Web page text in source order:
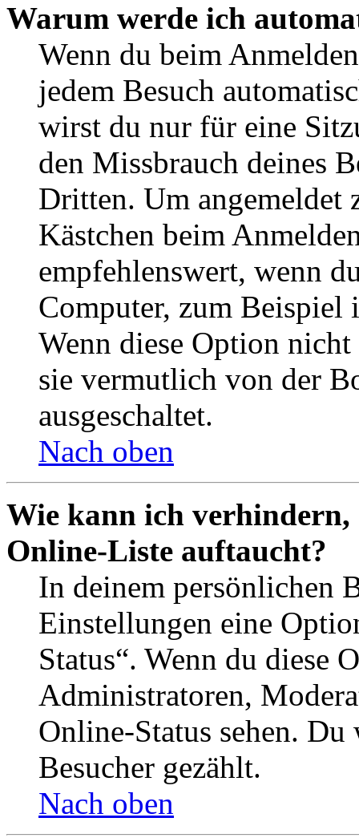
Warum werde ich
Wenn du beim
jedem Besuch
wirst du nur für eine
den Missbrauch deines
Dritten. Um angemeldet
Kästchen beim
empfehlenswert, wenn
Computer, zum Beispiel
Wenn diese Option
sie vermutlich von der
ausgeschaltet.
Nach oben
Wie kann ich verhindern,
Online-Liste auftaucht?
In deinem persönlichen
Einstellungen eine
Status“. Wenn du diese
Administratoren,
Online-Status sehen.
Besucher gezählt.
Nach oben